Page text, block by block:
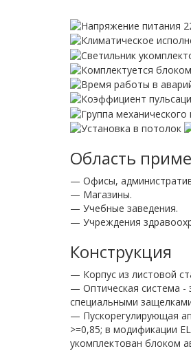
Область
— Офисы,
— Магазины.
— Учебные заведения.
— Учреждения
Конструкция
— Корпус из листовой
— Оптическая система -
специальными
— Пускорегулирующая
>=0,85; в модификации
укомплектован блоком